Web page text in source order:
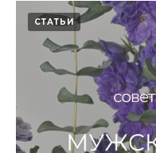
СТАТЬИ